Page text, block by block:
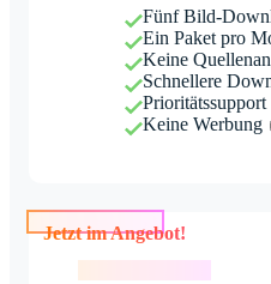
Fünf Bild-
Ein Paket pro
Keine
Schnellere
Prioritätssupport
Keine Werbung
Jetzt im Angebot!